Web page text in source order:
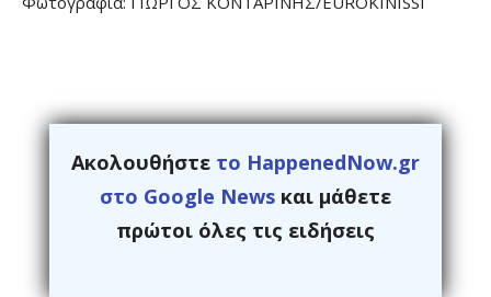
Ακολουθήστε το HappenedNow.gr
στο Google News και μάθετε
πρώτοι όλες τις ειδήσεις